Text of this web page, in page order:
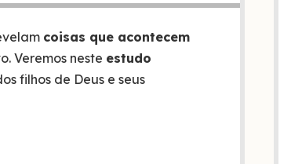
coisas que acontecem
Veremos neste estudo
filhos de Deus e seus